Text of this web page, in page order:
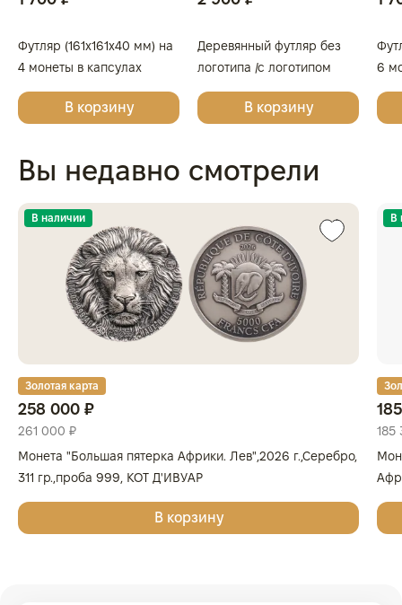
Футляр (161x161x40 мм) на
4 монеты в капсулах
(диаметр 46 мм), светло-
бордовыйВ корзину
Деревянный футляр без
логотипа /с логотипом
Золотая Плата/Сеятель/
Георгий Победоносец для
В корзину
6
Вы недавно смотрели
В наличии
Золотая карта
258 000 ₽
261 000 ₽
Монета "Большая пятерка Африки. Лев",2026 г.,Серебро,
311 гр.,проба 999, КОТ Д'ИВУАР
В корзину
В
185